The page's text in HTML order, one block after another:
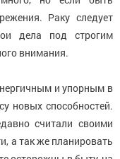
Раку следует
дела под строгим
внимания.
и упорным в
новых способностей.
считали своими
а так же планировать